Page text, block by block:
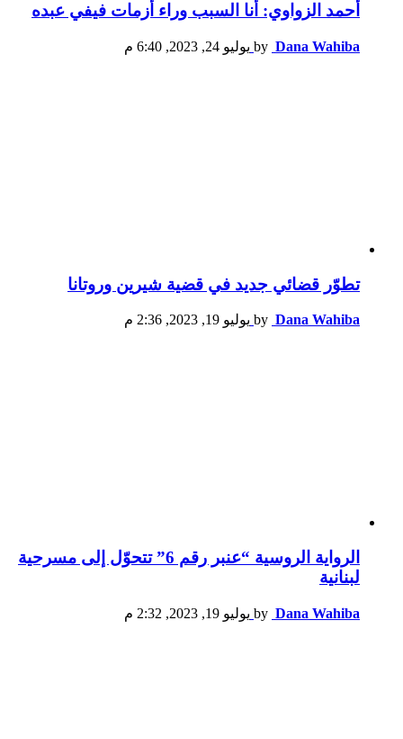
أحمد الزواوي: أنا السبب وراء أزمات فيفي عبده
by Dana Wahiba يوليو 24, 2023, 6:40 م
تطوّر قضائي جديد في قضية شيرين وروتانا
by Dana Wahiba يوليو 19, 2023, 2:36 م
الرواية الروسية “عنبر رقم 6” تتحوّل إلى مسرحية
لبنانية
by Dana Wahiba يوليو 19, 2023, 2:32 م